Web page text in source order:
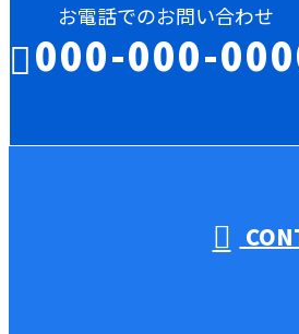
お電話でのお問い合わせ
000-000-